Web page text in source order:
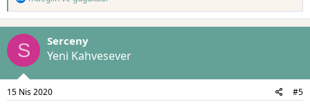
e
p
k
i
l
e
r
S Serceny
Yeni Kahvesever
15 Nis 2020 #5